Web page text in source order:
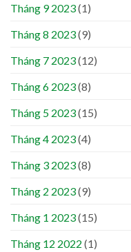
Tháng 9 2023(1)
Tháng 8 2023(9)
Tháng 7 2023(12)
Tháng 6 2023(8)
Tháng 5 2023(15)
Tháng 4 2023(4)
Tháng 3 2023(8)
Tháng 2 2023(9)
Tháng 1 2023(15)
Tháng 12 2022 (1)